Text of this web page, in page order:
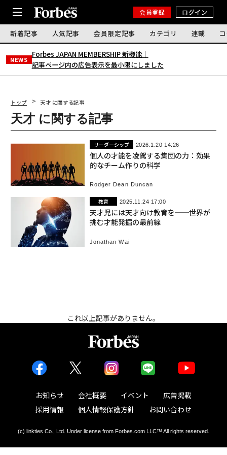
会員登録 ログイン
新着記事 人気記事 会員限定記事 カテゴリ 連載
NEWS
Forbes JAPAN MEMBERSHIP 新機能｜
記事ページ内の広告表示を最小限にしました
トップ 天才 に関する記事
天才 に関する記事
リーダーシップ 2026.1.20 14:26
個人の才能を凌駕する集団の力：効果
的なチーム作りの科学
Rodger Dean Duncan
教育 2025.11.24 17:00
天才児には天才向け教育を──世界が
挑む才能発掘の最前線
Jonathan Wai
これ以上記事がありません。
お知らせ 会社概要 イベント
広告掲載
採用情報
個人情報保護方針 お問い合わせ
(c) linkties Co., Ltd. Under license from Forbes.com LLC™ All rights reserved.